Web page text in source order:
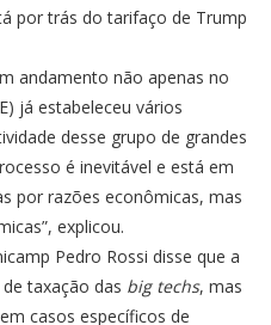
por trás do tarifaço de Trump
andamento não apenas no
já estabeleceu vários
desse grupo de grandes
é inevitável e está em
por razões econômicas, mas
explicou.
Pedro Rossi disse que a
taxação das big techs, mas
casos específicos de